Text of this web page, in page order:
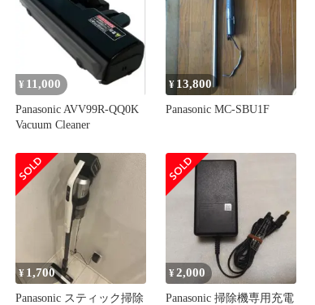
¥ 11,000
Panasonic AVV99R-QQ0K
Vacuum Cleaner
¥ 13,800
Panasonic MC-SBU1F
¥ 1,700
Panasonic スティック掃除
¥2,000
Panasonic 掃除機専用充電